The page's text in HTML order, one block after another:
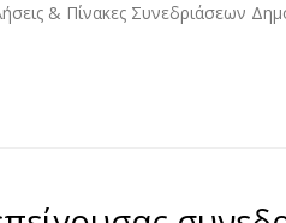
& Πίνακες Συνεδριάσεων